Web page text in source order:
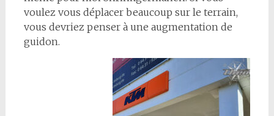
voulez vous déplacer beaucoup sur le terrain,
vous devriez penser à une augmentation de
guidon.